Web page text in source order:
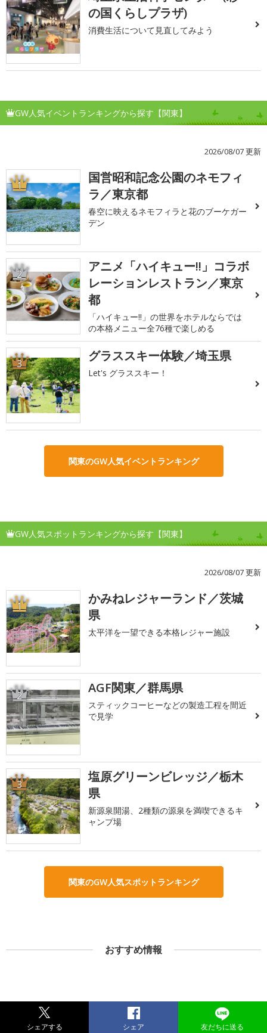
の国くらしプラザ)
消費生活について見直してみよう
GW人気イベントランキングから探す【関東】
2026/08/07 更新
1
国営昭和記念公園のネモフィ
ラ／東京都
春空に映えるネモフィラと花のブーケガー
デン
2
アニメ「ハイキュー!!」コラボ
レーションレストラン／東京
都
「ハイキュー!!」の世界をホテルならでは
の本格メニュー全76種で楽しめる
3 グラススキー体験／埼玉県
Let's グラススキー！
関東のGW人気イベントランキング
GW人気スポットランキングから探す【関東】
2026/08/07 更新
1
かみねレジャーランド／茨城
県
太平洋を一望できる本格レジャー施設
2 AGF関東／群馬県
スティックコーヒーなどの製造工程を間近
で見学
3
塩原グリーンビレッジ／栃木
県
新源泉開湯、2種類の源泉を満喫できるキ
ャンプ場
関東のGW人気スポットランキング
おすすめ情報
シェアする シェア 友だちに送る